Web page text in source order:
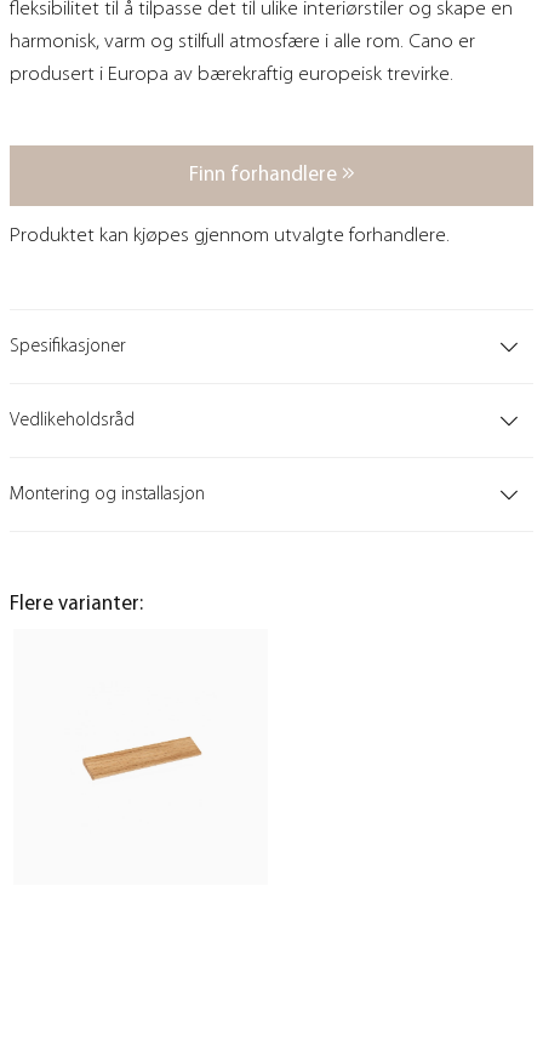
fleksibilitet til å tilpasse det til ulike interiørstiler og skape en
harmonisk, varm og stilfull atmosfære i alle rom. Cano er
produsert i Europa av bærekraftig europeisk trevirke.
Finn forhandlere
Produktet kan kjøpes gjennom utvalgte forhandlere.
Spesifikasjoner
Vedlikeholdsråd
Montering og installasjon
Flere varianter: